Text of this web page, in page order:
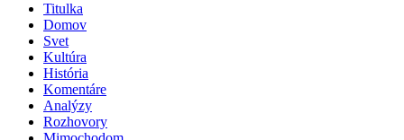
Titulka
Domov
Svet
Kultúra
História
Komentáre
Analýzy
Rozhovory